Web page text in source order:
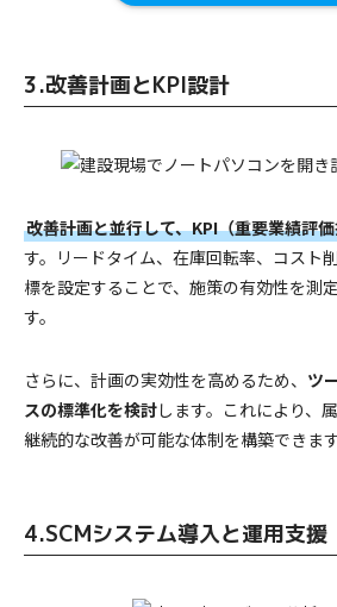
3.改善計画とKPI設計
改善計画と並行して、KPI（重要業績評
す。リードタイム、在庫回転率、コスト
標を設定することで、施策の有効性を測
す。
さらに、計画の実効性を高めるため、 ツ
スの標準化を検討します。これにより、
継続的な改善が可能な体制を構築できます
4.SCMシステム導入と運用支援